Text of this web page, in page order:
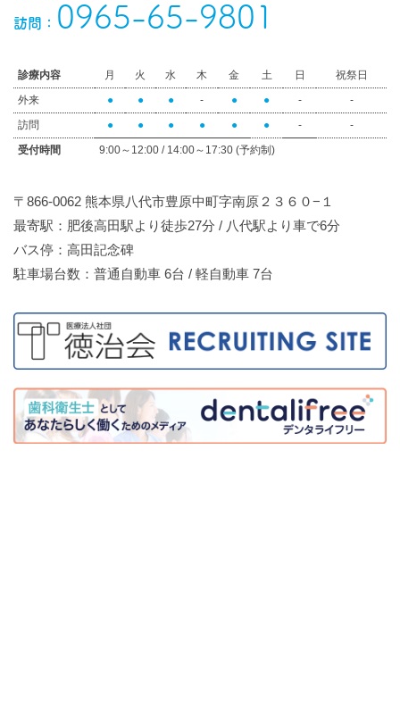
訪問： 0965-65-9801
診療内容 月 火 水 木 金 土 日
祝祭日
外来
● ● ● - ● ● -
-
訪問
● ● ● ● ● ● -
-
受付時間
9:00～12:00 / 14:00～17:30 (予約制)
〒866-0062 熊本県八代市豊原中町字南原２３６０−１
最寄駅：肥後高田駅より徒歩27分 / 八代駅より車で6分
バス停：高田記念碑
駐車場台数：普通自動車 6台 / 軽自動車 7台